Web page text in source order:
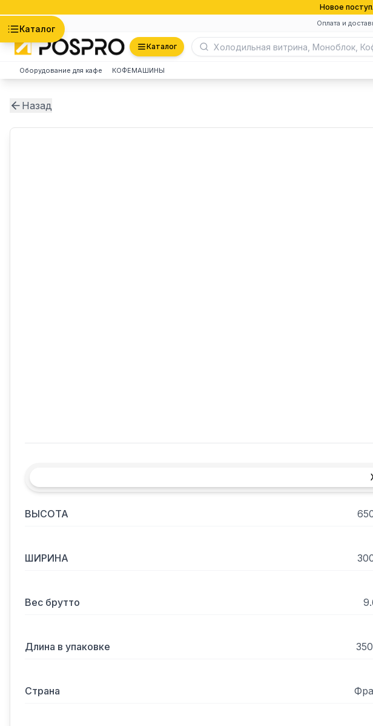
Новое
Оплата и
Каталог
Каталог
Оборудование для кафе КОФЕМАШИНЫ
Назад
ВЫСОТА
ШИРИНА
Вес брутто
Длина в упаковке 350
Страна